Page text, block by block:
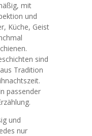
mit
und
Küche, Geist
sind
Tradition
passender
und
nur